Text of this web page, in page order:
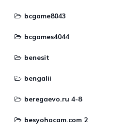
bcgame8043
bcgames4044
benesit
bengalii
beregaevo.ru 4-8
besyohocam.com 2